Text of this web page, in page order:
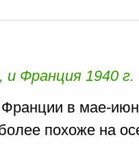
Франция 1940 г.
в мае-
похоже на